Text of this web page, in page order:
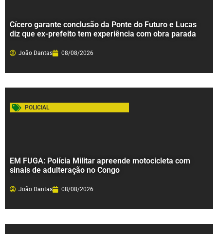
Cícero garante conclusão da Ponte do Futuro e Lucas
diz que ex-prefeito tem experiência com obra parada
João Dantas 08/08/2026
POLICIAL
EM FUGA: Polícia Militar apreende motocicleta com
sinais de adulteração no Congo
João Dantas 08/08/2026